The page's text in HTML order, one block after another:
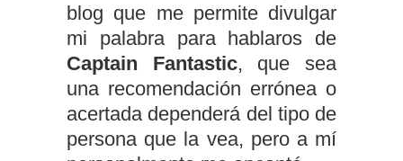
blog que me permite divulgar
mi palabra para hablaros de
Captain Fantastic, que sea
una recomendación errónea o
acertada dependerá del tipo de
persona que la vea, pero a mí